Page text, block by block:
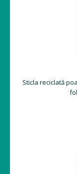
Sticla reciclată